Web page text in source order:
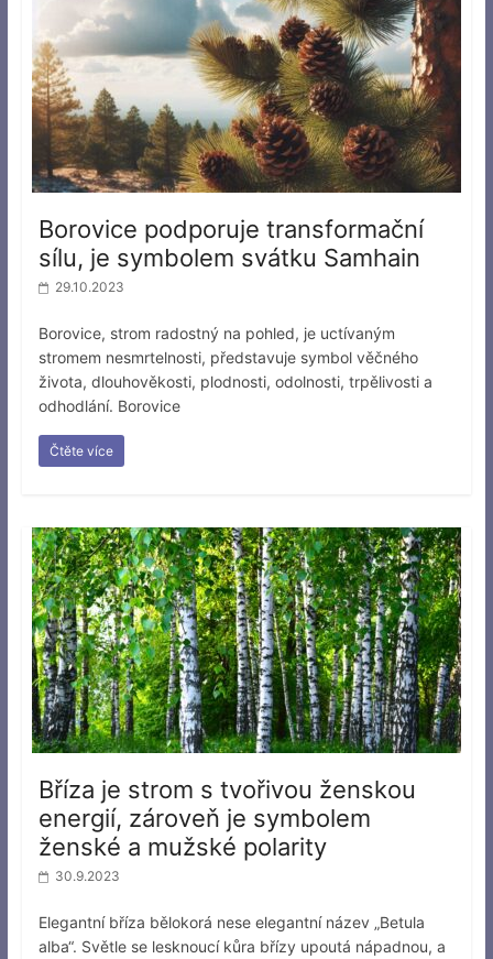
Borovice podporuje transformační
sílu, je symbolem svátku Samhain
29.10.2023
Borovice, strom radostný na pohled, je uctívaným
stromem nesmrtelnosti, představuje symbol věčného
života, dlouhověkosti, plodnosti, odolnosti, trpělivosti a
odhodlání. Borovice
Čtěte více
Bříza je strom s tvořivou ženskou
energií, zároveň je symbolem
ženské a mužské polarity
30.9.2023
Elegantní bříza bělokorá nese elegantní název „Betula
alba“. Světle se lesknoucí kůra břízy upoutá nápadnou, a